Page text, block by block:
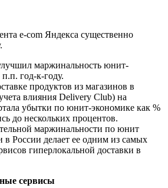
e-com Яндекса существенно
маржинальность юнит-
год-к-году.
продуктов из магазинов в
влияния Delivery Club) на
убытки по юнит-экономике как %
до нескольких процентов.
маржинальности по юнит
в России делает ее одним из самых
гиперлокальной доставки в
сервисы